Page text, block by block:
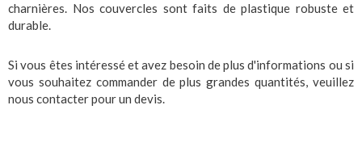
charnières. Nos couvercles sont faits de plastique robuste et
durable.
Si vous êtes intéressé et avez besoin de plus d'informations ou si
vous souhaitez commander de plus grandes quantités, veuillez
nous contacter pour un devis.